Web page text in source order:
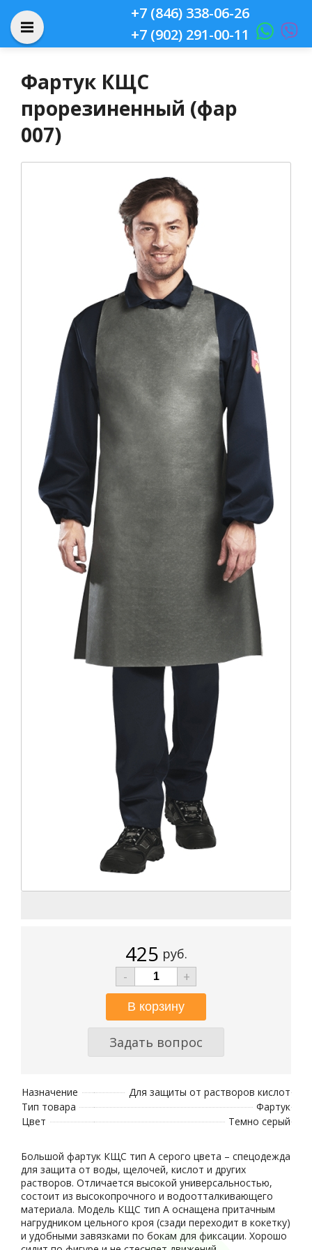
+7 (846) 338-06-26
+7 (902) 291-00-11
Фартук КЩС
прорезиненный (фар
007)
425 руб.
-
+
Задать вопрос
Назначение
Для защиты от растворов кислот
Тип товара
Фартук
Цвет
Темно серый
Большой фартук КЩС тип А серого цвета – спецодежда
для защита от воды, щелочей, кислот и других
растворов. Отличается высокой универсальностью,
состоит из высокопрочного и водоотталкивающего
материала. Модель КЩС тип А оснащена притачным
нагрудником цельного кроя (сзади переходит в кокетку)
и удобными завязками по бокам для фиксации. Хорошо